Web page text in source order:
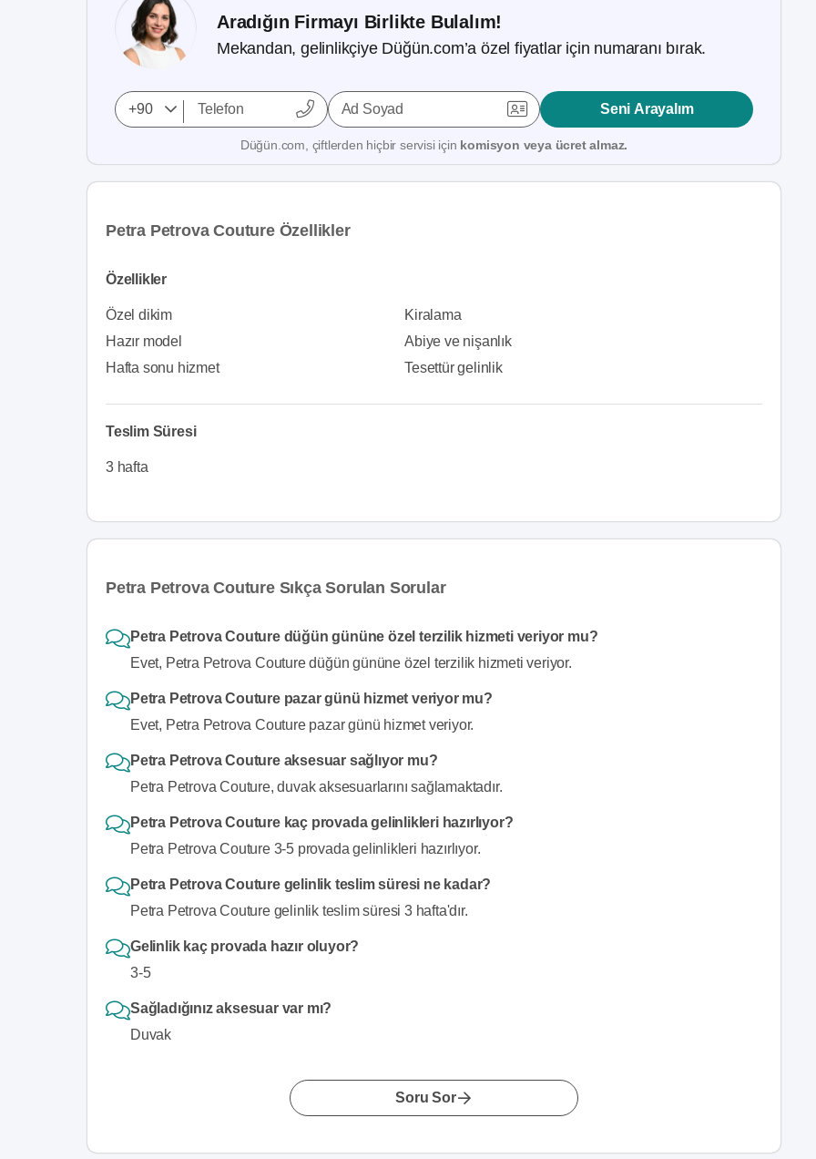
Aradığın Firmayı Birlikte Bulalım!
Mekandan, gelinlikçiye Düğün.com’a özel fiyatlar için numaranı bırak.
Ad Soyad Seni Arayalım
Düğün.com, çiftlerden hiçbir servisi için komisyon veya ücret almaz.
Petra Petrova Couture Özellikler
Özellikler
Özel dikim
Kiralama
Hazır model
Abiye ve nişanlık
Hafta sonu hizmet
Tesettür gelinlik
Teslim Süresi
3 hafta
Petra Petrova Couture Sıkça Sorulan Sorular
Petra Petrova Couture düğün gününe özel terzilik hizmeti veriyor mu?
Evet, Petra Petrova Couture düğün gününe özel terzilik hizmeti veriyor.
Petra Petrova Couture pazar günü hizmet veriyor mu?
Evet, Petra Petrova Couture pazar günü hizmet veriyor.
Petra Petrova Couture aksesuar sağlıyor mu?
Petra Petrova Couture, duvak aksesuarlarını sağlamaktadır.
Petra Petrova Couture kaç provada gelinlikleri hazırlıyor?
Petra Petrova Couture 3-5 provada gelinlikleri hazırlıyor.
Petra Petrova Couture gelinlik teslim süresi ne kadar?
Petra Petrova Couture gelinlik teslim süresi 3 hafta'dır.
Gelinlik kaç provada hazır oluyor?
3-5
Sağladığınız aksesuar var mı?
Duvak
Soru Sor